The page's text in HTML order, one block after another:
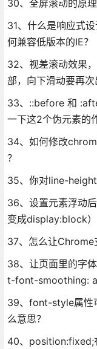
30、全屏滚动的原
31、什么是响应式
何兼容低版本的IE？
32、视差滚动效果
部，向下滑动要再次
33、::before 和
一下这2个伪元素的
34、如何修改
？
35、你对line-height
36、设置元素浮动
变成display:block）
37、怎么让Chrome
38、让页面里的字
t-font-smoothing:
39、font-style属性
么意思？
40、position:fixed;